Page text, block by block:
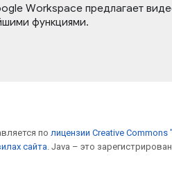
Workspace предлагает
функциями.
по лицензии Creative
сайта . Java – это